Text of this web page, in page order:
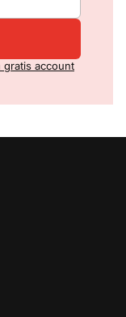
account